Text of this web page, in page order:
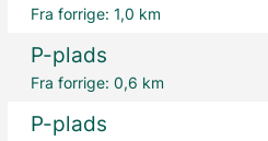
Fra forrige:1,0 km
P-plads
Fra forrige:0,6 km
P-plads